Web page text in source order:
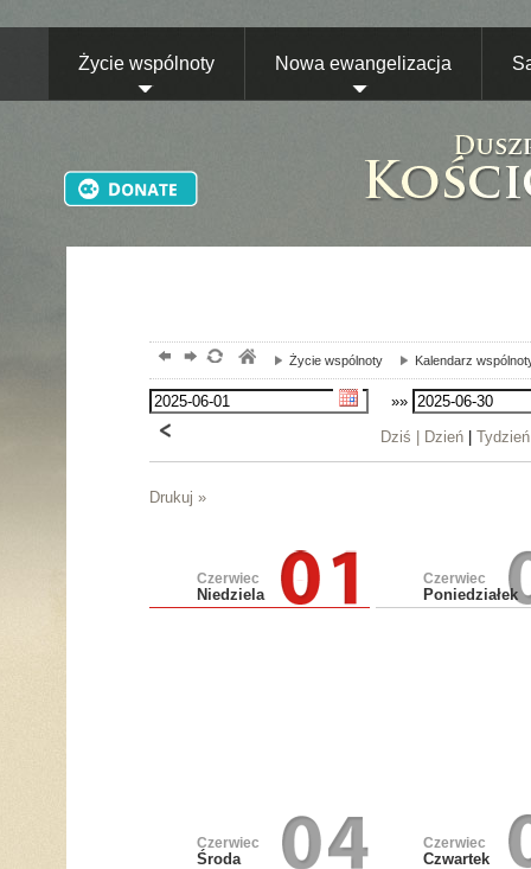
Życie wspólnoty Nowa ewangelizacja
Życie wspólnoty Kalendarz
»»
Dziś |
Dzień Tydzień
Drukuj »
Czerwiec
Niedziela
Czerwiec
Poniedziałek
Czerwiec
Środa
Czerwiec
Czwartek